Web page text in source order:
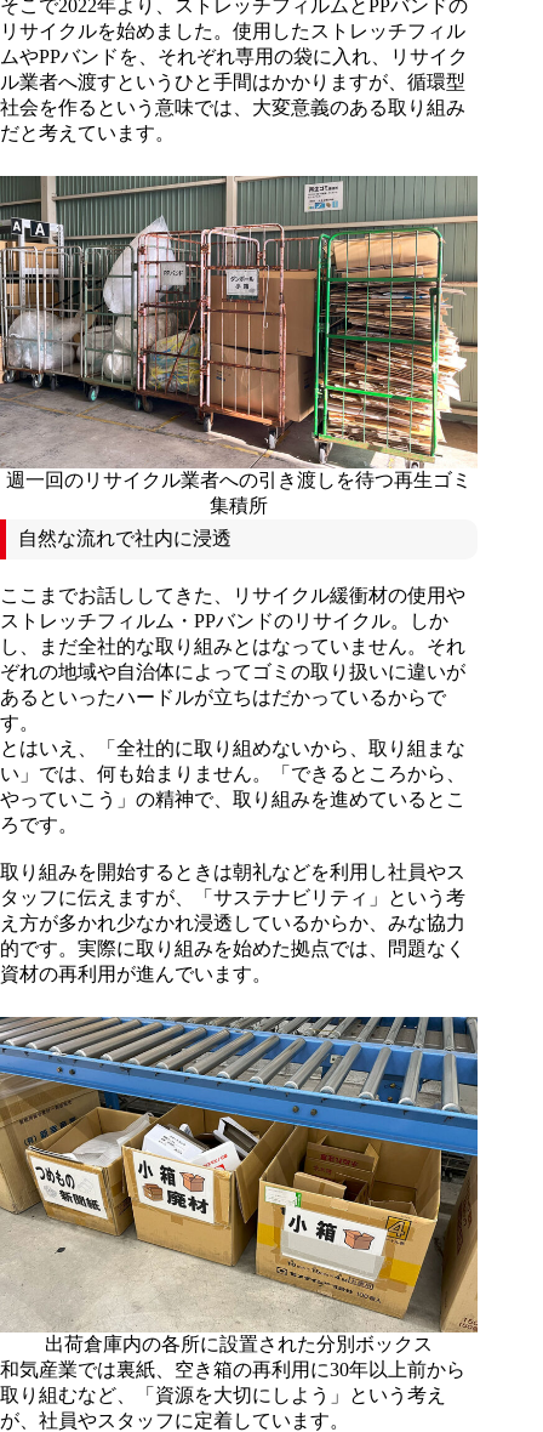
そこで2022年より、ストレッチフィルムとPPバンドの
リサイクルを始めました。使用したストレッチフィル
ムやPPバンドを、それぞれ専用の袋に入れ、リサイク
ル業者へ渡すというひと手間はかかりますが、循環型
社会を作るという意味では、大変意義のある取り組み
だと考えています。
週一回のリサイクル業者への引き渡しを待つ再生ゴミ
集積所
自然な流れで社内に浸透
ここまでお話ししてきた、リサイクル緩衝材の使用や
ストレッチフィルム・PPバンドのリサイクル。しか
し、まだ全社的な取り組みとはなっていません。それ
ぞれの地域や自治体によってゴミの取り扱いに違いが
あるといったハードルが立ちはだかっているからで
す。
とはいえ、「全社的に取り組めないから、取り組まな
い」では、何も始まりません。「できるところから、
やっていこう」の精神で、取り組みを進めているとこ
ろです。
取り組みを開始するときは朝礼などを利用し社員やス
タッフに伝えますが、「サステナビリティ」という考
え方が多かれ少なかれ浸透しているからか、みな協力
的です。実際に取り組みを始めた拠点では、問題なく
資材の再利用が進んでいます。
出荷倉庫内の各所に設置された分別ボックス
和気産業では裏紙、空き箱の再利用に30年以上前から
取り組むなど、「資源を大切にしよう」という考え
が、社員やスタッフに定着しています。